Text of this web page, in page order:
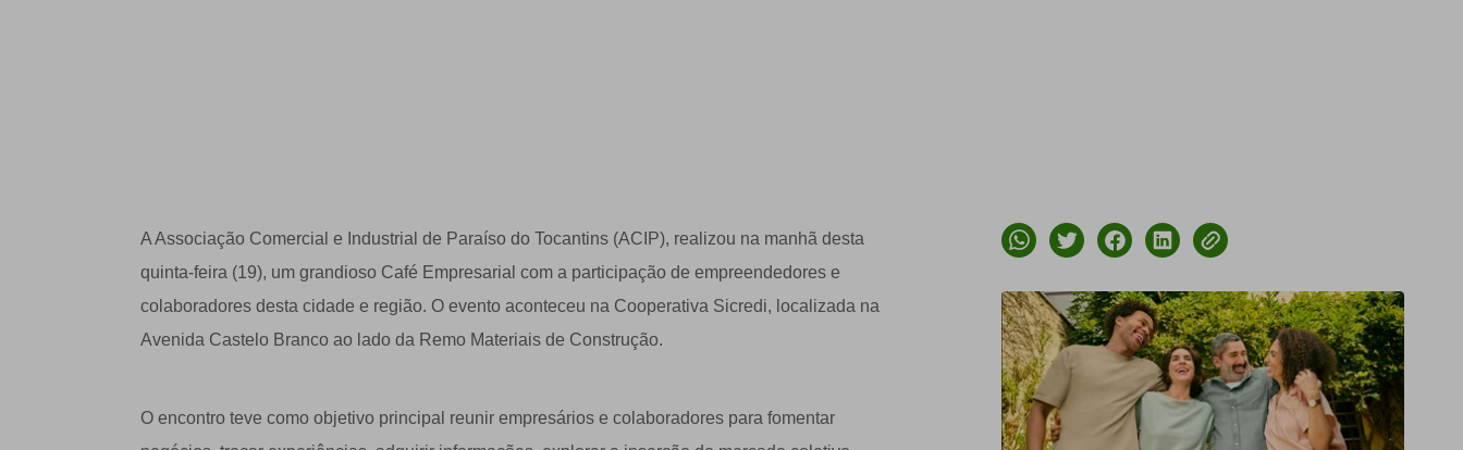
A Associação Comercial e Industrial de Paraíso do Tocantins (ACIP), realizou na manhã desta
quinta-feira (19), um grandioso Café Empresarial com a participação de empreendedores e
colaboradores desta cidade e região. O evento aconteceu na Cooperativa Sicredi, localizada na
Avenida Castelo Branco ao lado da Remo Materiais de Construção.
O encontro teve como objetivo principal reunir empresários e colaboradores para fomentar